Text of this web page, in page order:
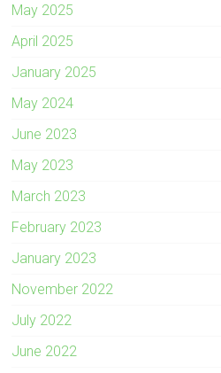
May 2025
April 2025
January 2025
May 2024
June 2023
May 2023
March 2023
February 2023
January 2023
November 2022
July 2022
June 2022